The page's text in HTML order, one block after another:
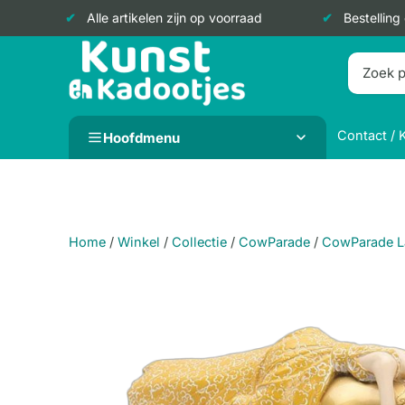
Alle artikelen zijn op voorraad
Hoofdmenu Contact /
Home / Winkel / Collectie / CowParade / CowParade